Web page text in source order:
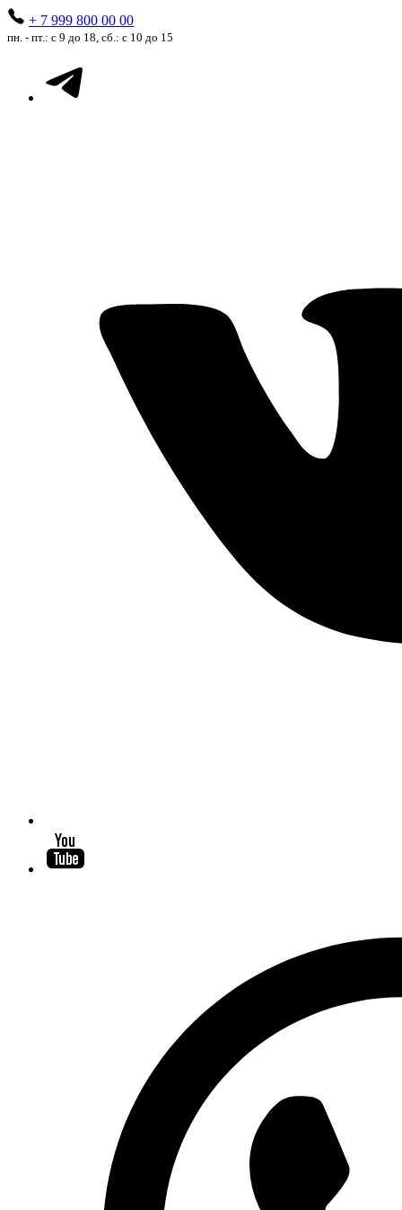
+ 7 999 800 00 00
пн. - пт.: с 9 до 18, сб.: с 10 до 15